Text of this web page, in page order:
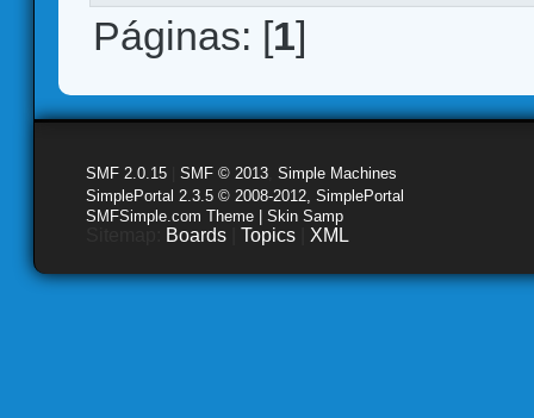
Páginas: [1]
SMF 2.0.15 SMF © 2013 Simple Machines
SimplePortal 2.3.5 © 2008-2012, SimplePortal
SMFSimple.com Theme | Skin Samp
Boards Topics XML